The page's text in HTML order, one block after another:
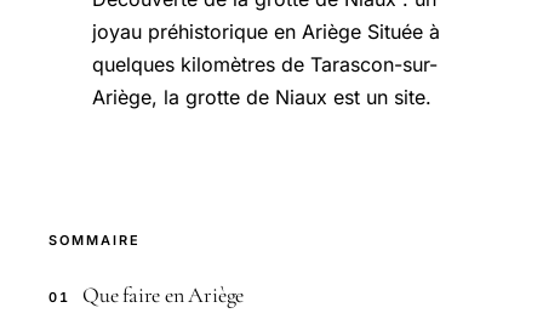
joyau préhistorique en Ariège Située à
quelques kilomètres de Tarascon-sur-
Ariège, la grotte de Niaux est un site.
SOMMAIRE
01 Que faire en Ariège